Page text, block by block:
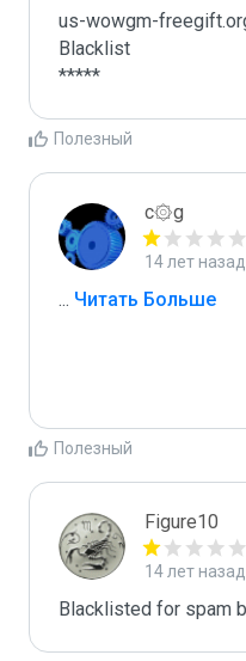
us-wowgm-
Blacklist
*****
Полезный
c۞g
14 лет назад
... Читать Больше
Полезный
Figure10
14 лет назад
Blacklisted for spam